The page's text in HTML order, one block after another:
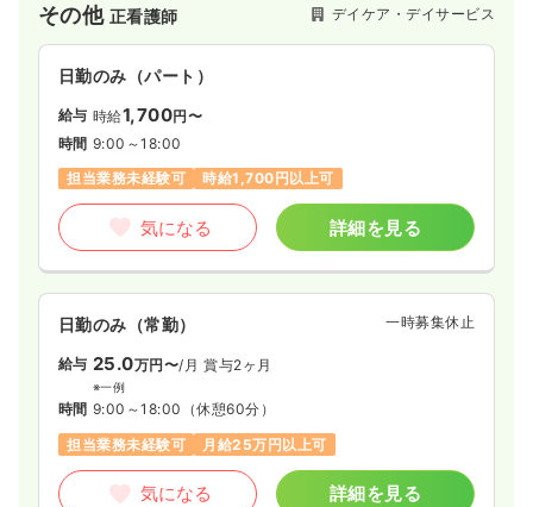
その他 正看護師 デイケア・デイサービス
日勤のみ（パート）
給与 時給1,700円〜
時間 9:00～18:00
担当業務未経験可
時給1,700円以上可
気になる 詳細を見る
日勤のみ（常勤） 一時募集休止
給与 25.0万円〜/月 賞与2ヶ月
※一例
時間 9:00～18:00 （休憩60分）
担当業務未経験可
月給25万円以上可
気になる 詳細を見る